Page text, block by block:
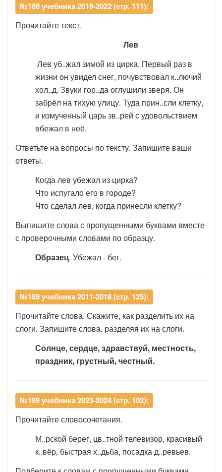
№189 учебника 2019-2022 (стр. 111):
Прочитайте текст.
Лев
Лев уб..жал зимой из цирка. Первый раз в
жизни он увидел снег, почувствовал к..лючий
хол..д. Звуки гор..да оглушили зверя. Он
забрёл на тихую улицу. Туда прин..сли клетку,
и измученный царь зв..рей с удовольствием
вбежал в неё.
Ответьте на вопросы по тексту. Запишите ваши
ответы.
Когда лев убежал из цирка?
Что испугало его в городе?
Что сделал лев, когда принесли клетку?
Выпишите слова с пропущенными буквами вместе
с проверочными словами по образцу.
Образец. Убежал - бег.
№189 учебника 2011-2018 (стр. 125):
Прочитайте слова. Скажите, как разделить их на
слоги. Запишите слова, разделяя их на слоги.
Солнце, сердце, здравствуй, местность,
праздник, грустный, честный.
№189 учебника 2023-2024 (стр. 102):
Прочитайте словосочетания.
М..рской берег, цв..тной телевизор, красивый
к..вёр‚ быстрая х..дьба, посадка д..ревьев.